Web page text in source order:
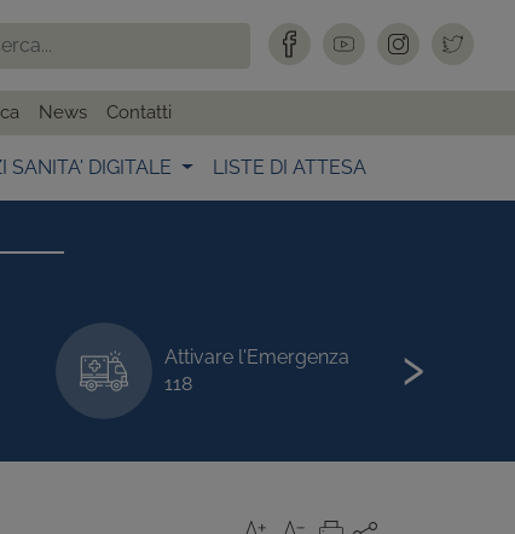
News Contatti
SANITA' DIGITALE LISTE DI ATTESA
Attivare l'Emergenza
118
›